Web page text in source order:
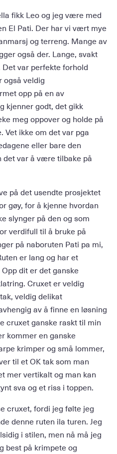
fikk Leo og jeg være med
El Pati. Der har vi vært mye
og terreng. Mange av
også der. Lange, svakt
var perfekte forhold
også veldig
opp på en av
kjenner godt, det gikk
meg oppover og holde på
Vet ikke om det var pga
eller bare den
det var å være tilbake på
på det usendte prosjektet
gøy, for å kjenne hvordan
slynger på den og som
verdifull til å bruke på
på naboruten Pati pa mi,
er lang og har et
dit er det ganske
Cruxet er veldig
veldig delikat
av å finne en løsning
cruxet ganske raskt til min
kommer en ganske
krimper og små lommer,
til et OK tak som man
mer vertikalt og man kan
sva og et riss i toppen.
cruxet, fordi jeg følte jeg
denne ruten ila turen. Jeg
i stilen, men nå må jeg
best på krimpete og